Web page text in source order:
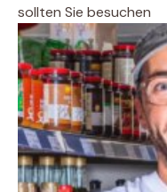
sollten Sie besuchen